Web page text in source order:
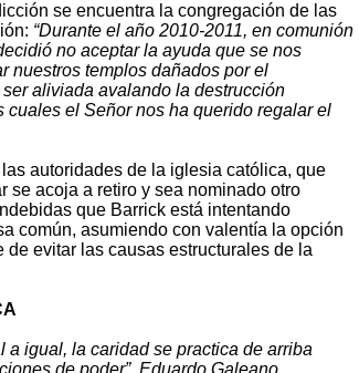
se encuentra la congregación de las
“Durante el año 2010-2011, en comunión
no aceptar la ayuda que se nos
nuestros templos dañados por el
aliviada avalando la destrucción
el Señor nos ha querido regalar el
autoridades de la iglesia católica, que
se acoja a retiro y sea nominado otro
que Barrick está intentando
común, asumiendo con valentía la opción
evitar las causas estructurales de la
a igual, la caridad se practica de arriba